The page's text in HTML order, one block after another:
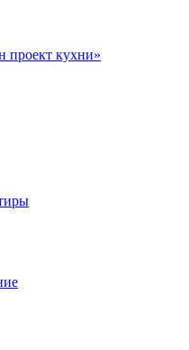
проект кухни»